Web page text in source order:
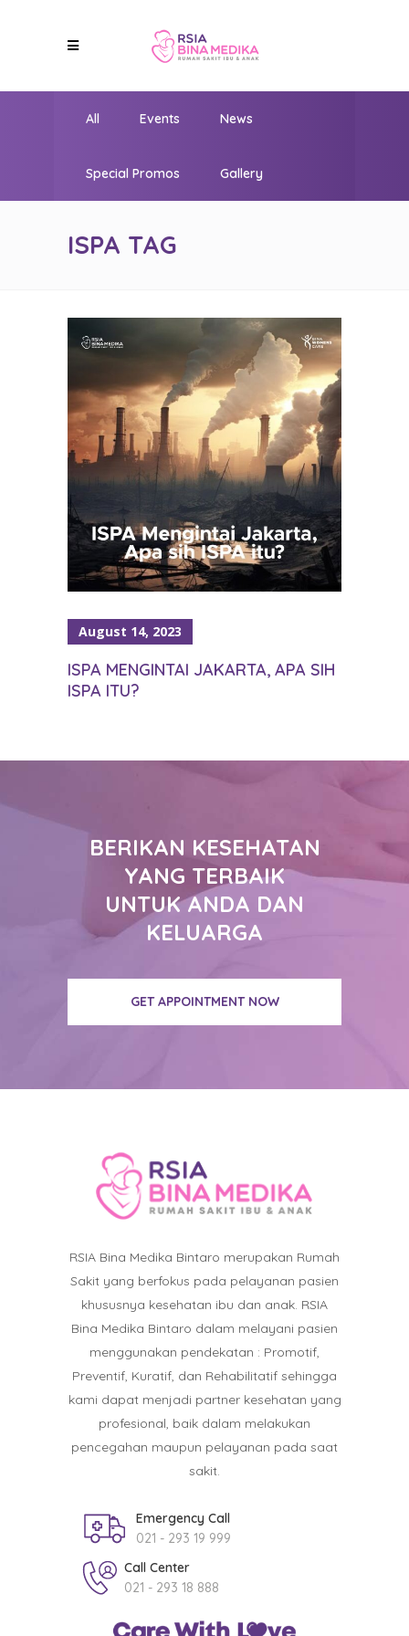
All Events News
Special Promos Gallery
ISPA TAG
August 14, 2023
ISPA MENGINTAI JAKARTA, APA SIH
ISPA ITU?
BERIKAN KESEHATAN
YANG TERBAIK
UNTUK ANDA DAN
KELUARGA
GET APPOINTMENT NOW
RSIA Bina Medika Bintaro merupakan Rumah
Sakit yang berfokus pada pelayanan pasien
khususnya kesehatan ibu dan anak. RSIA
Bina Medika Bintaro dalam melayani pasien
menggunakan pendekatan : Promotif,
Preventif, Kuratif, dan Rehabilitatif sehingga
kami dapat menjadi partner kesehatan yang
profesional, baik dalam melakukan
pencegahan maupun pelayanan pada saat
sakit.
Emergency Call
021 - 293 19 999
Call Center
021 - 293 18 888